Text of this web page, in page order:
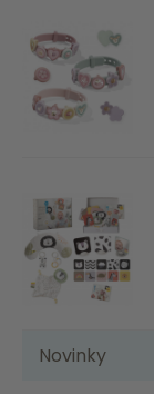
Novinky